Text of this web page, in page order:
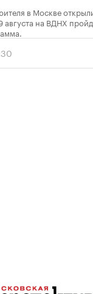
в Москве
августа на ВДНХ